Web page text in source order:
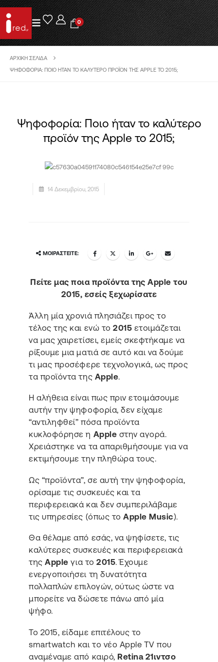
0
ΑΡΧΙΚΉ ΣΕΛΊΔΑ
ΨΗΦΟΦΟΡΊΑ: ΠΟΙΟ ΉΤΑΝ ΤΟ ΚΑΛΎΤΕΡΟ ΠΡΟΪΌΝ ΤΗΣ APPLE ΤΟ 2015;
Ψηφοφορία: Ποιο ήταν το καλύτερο
προϊόν της Apple το 2015;
14 Δεκεμβρίου, 2015
ΜΟΙΡΑΣΤΕΊΤΕ:
Πείτε μας ποια προϊόντα της Apple του
2015, εσείς ξεχωρίσατε
Άλλη μία χρονιά πλησιάζει προς το
τέλος της και ενώ το2015 ετοιμάζεται
να μας χαιρετίσει, εμείς σκεφτήκαμε να
ρίξουμε μια ματιά σε αυτό και να δούμε
τι μας προσέφερε τεχνολογικά, ως προς
τα προϊόντα της Apple.
Η αλήθεια είναι πως πριν ετοιμάσουμε
αυτήν την ψηφοφορία, δεν είχαμε
“αντιληφθεί” πόσα προϊόντα
κυκλοφόρησε η Apple στην αγορά.
Χρειάστηκε να τα απαριθμήσουμε για να
εκτιμήσουμε την πληθώρα τους.
Ως “προϊόντα”, σε αυτή την ψηφοφορία,
ορίσαμε τις συσκευές και τα
περιφερειακά και δεν συμπεριλάβαμε
τις υπηρεσίες (όπως το Apple Music).
Θα θέλαμε από εσάς, να ψηφίσετε, τις
καλύτερες συσκευές και περιφερειακά
τηςApple για το2015. Έχουμε
ενεργοποιήσει τη δυνατότητα
πολλαπλών επιλογών, ούτως ώστε να
μπορείτε να δώσετε πάνω από μία
ψήφο.
Το 2015, είδαμε επιτέλους το
smartwatch και το νέο Apple TV που
αναμέναμε από καιρό, Retina 21ιντσο